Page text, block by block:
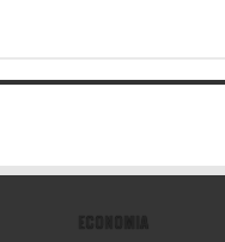
ECONOMIA